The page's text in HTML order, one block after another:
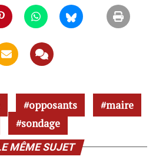
opposants
maire
sondage
MÊME SUJET